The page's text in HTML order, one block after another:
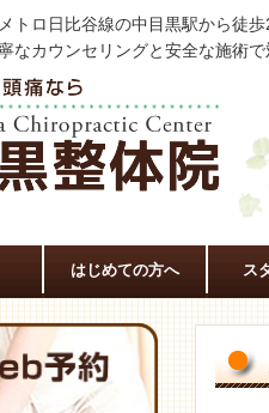
トロ日比谷線の中目黒駅から徒
なカウンセリングと安全な施術
はじめての方へ ス